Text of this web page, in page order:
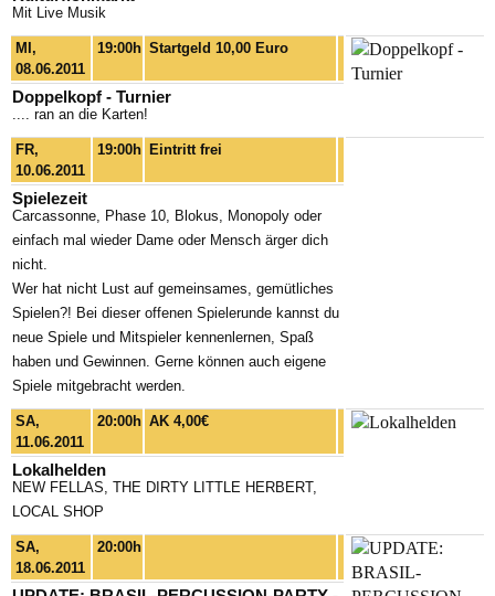
Mit Live Musik
MI,
08.06.2011
19:00h Startgeld 10,00 Euro
Doppelkopf - Turnier
.... ran an die Karten!
FR,
10.06.2011
19:00h Eintritt frei
Spielezeit
Carcassonne, Phase 10, Blokus, Monopoly oder
einfach mal wieder Dame oder Mensch ärger dich
nicht.
Wer hat nicht Lust auf gemeinsames, gemütliches
Spielen?! Bei dieser offenen Spielerunde kannst du
neue Spiele und Mitspieler kennenlernen, Spaß
haben und Gewinnen. Gerne können auch eigene
Spiele mitgebracht werden.
SA,
11.06.2011
20:00h AK 4,00€
Lokalhelden
NEW FELLAS, THE DIRTY LITTLE HERBERT,
LOCAL SHOP
SA,
18.06.2011
20:00h